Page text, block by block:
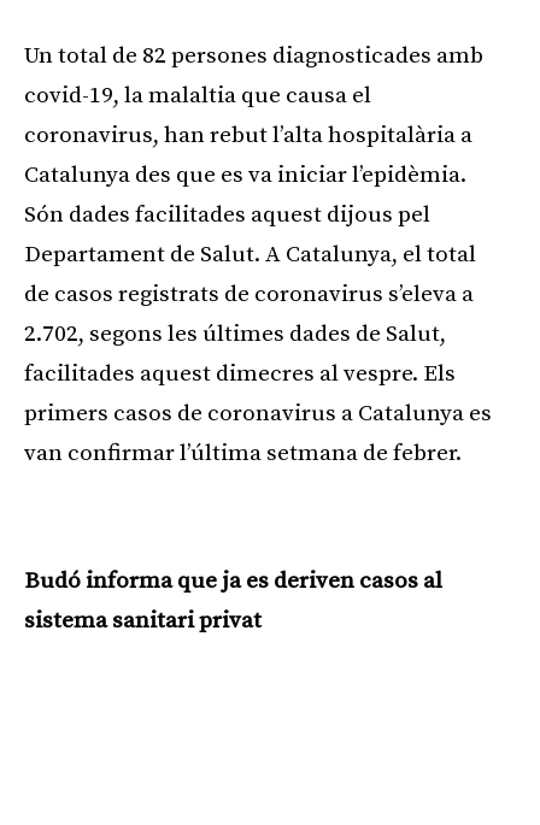
Un total de 82 persones diagnosticades amb
covid-19, la malaltia que causa el
coronavirus, han rebut l’alta hospitalària a
Catalunya des que es va iniciar l’epidèmia.
Són dades facilitades aquest dijous pel
Departament de Salut. A Catalunya, el total
de casos registrats de coronavirus s’eleva a
2.702, segons les últimes dades de Salut,
facilitades aquest dimecres al vespre. Els
primers casos de coronavirus a Catalunya es
van confirmar l’última setmana de febrer.
Budó informa que ja es deriven casos al
sistema sanitari privat